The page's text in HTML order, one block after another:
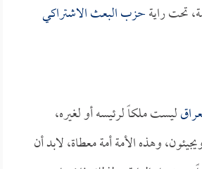
تحت رايةحزب البعث الاشتراكي
ليست ملكاً لرئيسه أو لغيره،
وهذه الأمة أمة معطاة، لابد أن